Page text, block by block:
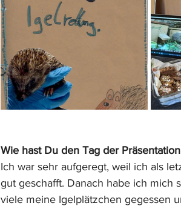
Wie hast Du den Tag der
Ich war sehr aufgeregt, weil ich als
gut geschafft. Danach habe ich mich
viele meine Igelplätzchen gegessen